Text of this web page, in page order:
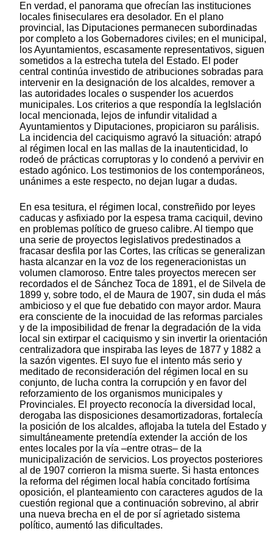
En verdad, el panorama que ofrecían las instituciones
locales finiseculares era desolador. En el plano
provincial, las Diputaciones permanecen subordinadas
por completo a los Gobernadores civiles; en el municipal,
los Ayuntamientos, escasamente representativos, siguen
sometidos a la estrecha tutela del Estado. El poder
central continúa investido de atribuciones sobradas para
intervenir en la designación de los alcaldes, remover a
las autoridades locales o suspender los acuerdos
municipales. Los criterios a que respondía la legIslación
local mencionada, lejos de infundir vitalidad a
Ayuntamientos y Diputaciones, propiciaron su parálisis.
La incidencia del caciquismo agravó la situación: atrapó
al régimen local en las mallas de la inautenticidad, lo
rodeó de prácticas corruptoras y lo condenó a pervivir en
estado agónico. Los testimonios de los contemporáneos,
unánimes a este respecto, no dejan lugar a dudas.
En esa tesitura, el régimen local, constreñido por leyes
caducas y asfixiado por la espesa trama caciquil, devino
en problemas político de grueso calibre. Al tiempo que
una serie de proyectos legislativos predestinados a
fracasar desfila por las Cortes, las críticas se generalizan
hasta alcanzar en la voz de los regeneracionistas un
volumen clamoroso. Entre tales proyectos merecen ser
recordados el de Sánchez Toca de 1891, el de Silvela de
1899 y, sobre todo, el de Maura de 1907, sin duda el más
ambicioso y el que fue debatido con mayor ardor. Maura
era consciente de la inocuidad de las reformas parciales
y de la imposibilidad de frenar la degradación de la vida
local sin extirpar el caciquismo y sin invertir la orientación
centralizadora que inspiraba las leyes de 1877 y 1882 a
la sazón vigentes. El suyo fue el intento más serio y
meditado de reconsideración del régimen local en su
conjunto, de lucha contra la corrupción y en favor del
reforzamiento de los organismos municipales y
Provinciales. El proyecto reconocía la diversidad local,
derogaba las disposiciones desamortizadoras, fortalecía
la posición de los alcaldes, aflojaba la tutela del Estado y
simultáneamente pretendía extender la acción de los
entes locales por la vía –entre otras– de la
municipalización de servicios. Los proyectos posteriores
al de 1907 corrieron la misma suerte. Si hasta entonces
la reforma del régimen local había concitado fortísima
oposición, el planteamiento con caracteres agudos de la
cuestión regional que a continuación sobrevino, al abrir
una nueva brecha en el de por sí agrietado sistema
político, aumentó las dificultades.